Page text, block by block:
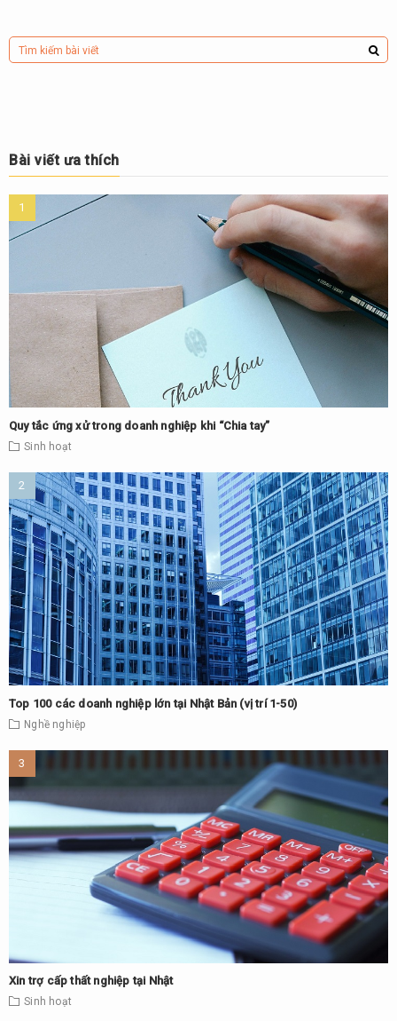
Bài viết ưa thích
Quy tắc ứng xử trong doanh nghiệp khi “Chia tay”
Sinh hoạt
Top 100 các doanh nghiệp lớn tại Nhật Bản (vị trí 1-50)
Nghề nghiệp
Xin trợ cấp thất nghiệp tại Nhật
Sinh hoạt